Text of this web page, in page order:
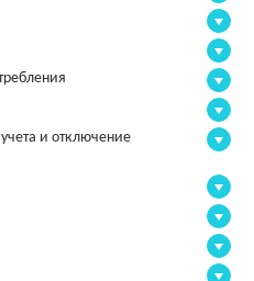
и отключение